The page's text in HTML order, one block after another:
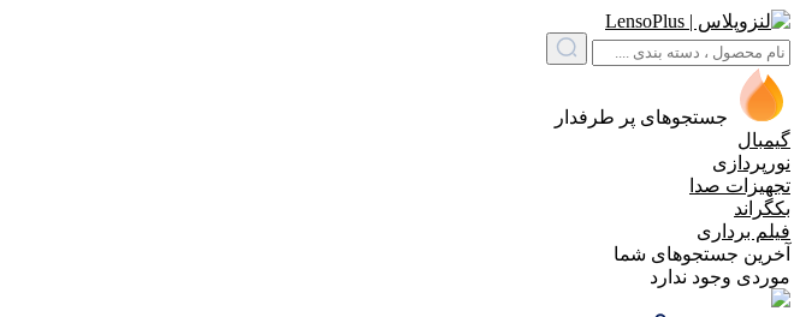
جستجوهای پر طرفدار
گیمبال
نورپردازی
تجهیزات صدا
بکگراند
فیلم برداری
آخرین جستجوهای شما
موردی وجود ندارد